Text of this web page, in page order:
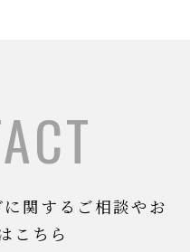
関するご相談やお
こちら